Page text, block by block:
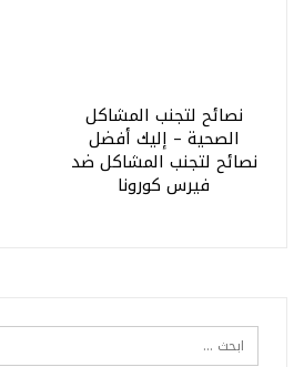
نصائح لتجنب المشاكل
الصحية – إليك أفضل
نصائح لتجنب المشاكل ضد
فيرس كورونا